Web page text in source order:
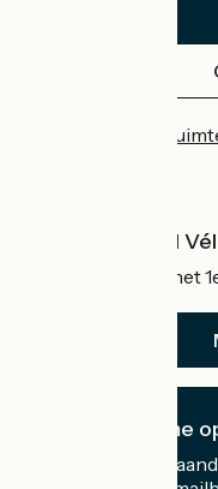
Professionele
Wat is Accueil
Accueil Vélo is het
Ik abonneer me
Ontvang elke